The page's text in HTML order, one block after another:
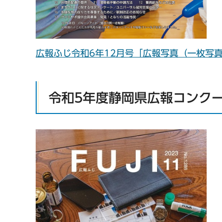
広報ふじ令和6年12月号「広報写真（一枚写
令和5年度静岡県広報コンク